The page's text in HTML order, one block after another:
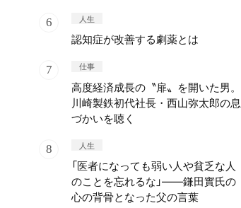
人生
認知症が改善する劇薬とは
仕事
高度経済成長の〝扉〟を開いた男。
川崎製鉄初代社長・西山弥太郎の息
づかいを聴く
人生
「医者になっても弱い人や貧乏な人
のことを忘れるな」——鎌田實氏の
心の背骨となった父の言葉